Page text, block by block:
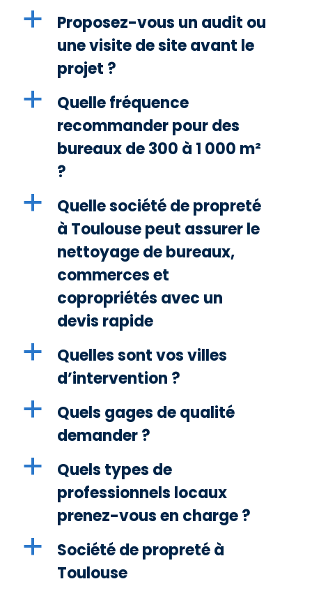
a
Proposez-vous un audit ou
une visite de site avant le
projet ?
a
Quelle fréquence
recommander pour des
bureaux de 300 à 1 000 m²
?
a
Quelle société de propreté
à Toulouse peut assurer le
nettoyage de bureaux,
commerces et
copropriétés avec un
devis rapide
a
Quelles sont vos villes
d’intervention ?
a
Quels gages de qualité
demander ?
a
Quels types de
professionnels locaux
prenez-vous en charge ?
a
Société de propreté à
Toulouse